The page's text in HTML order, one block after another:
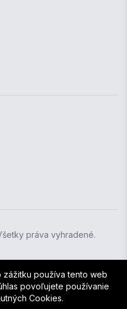
práva vyhradené.
používa tento web
povoľujete používanie
Cookies.